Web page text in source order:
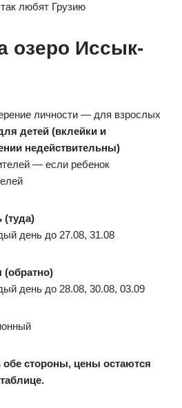
любят Грузию
озеро Иссык-
личности — для взрослых
детей (вклейки и
недействительны)
— если ребенок
день до 27.08, 31.08
день до 28.08, 30.08, 03.09
обе стороны, цены остаются